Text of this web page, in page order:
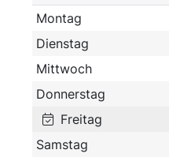
Montag
Dienstag
Mittwoch
Donnerstag
Freitag
Samstag